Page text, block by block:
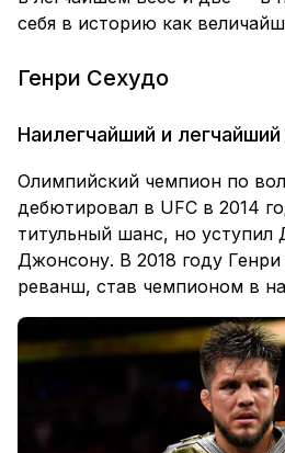
себя в историю как
Генри Сехудо
Наилегчайший и легчайший
Олимпийский чемпион по
дебютировал в UFC в 2014
титульный шанс, но уступил
Джонсону. В 2018 году
реванш, став чемпионом в